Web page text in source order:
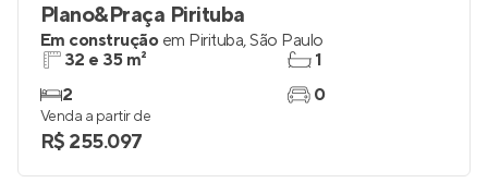
Plano&Praça Pirituba
Em construção em Pirituba,São Paulo
32 e 35 m²
2
1
0
Venda a partir de
R$ 255.097